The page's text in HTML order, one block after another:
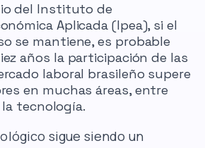
del Instituto de
Aplicada (Ipea), si el
se mantiene, es probable
años la participación de las
laboral brasileño supere
en muchas áreas, entre
tecnología.
sigue siendo un